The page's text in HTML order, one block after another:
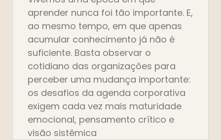
aprender nunca foi tão importante. E,
ao mesmo tempo, em que apenas
acumular conhecimento já não é
suficiente. Basta observar o
cotidiano das organizações para
perceber uma mudança importante:
os desafios da agenda corporativa
exigem cada vez mais maturidade
emocional, pensamento crítico e
visão sistêmica